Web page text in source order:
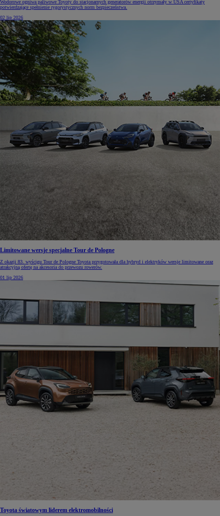
Wodorowe ogniwa paliwowe Toyoty do stacjonarnych generatorów energii otrzymały w USA certyfikaty
potwierdzające spełnienie rygorystycznych norm bezpieczeństwa.
02 lip 2026
Limitowane wersje specjalne Tour de Pologne
Z okazji 83. wyścigu Tour de Pologne Toyota przygotowała dla hybryd i elektryków wersje limitowane oraz
atrakcyjną ofertę na akcesoria do przewozu rowerów.
01 lip 2026
Toyota światowym liderem elektromobilności